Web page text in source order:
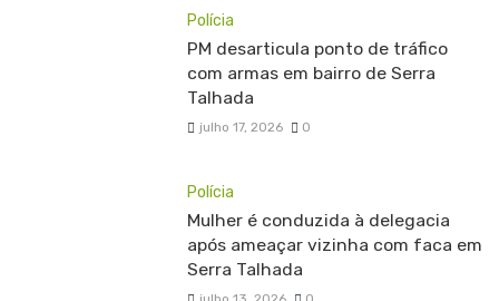
Polícia
PM desarticula ponto de tráfico
com armas em bairro de Serra
Talhada
julho 17, 2026 0
Polícia
Mulher é conduzida à delegacia
após ameaçar vizinha com faca em
Serra Talhada